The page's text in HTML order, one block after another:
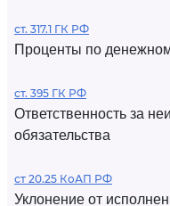
ст. 317.1 ГК РФ
Проценты по
ст. 395 ГК РФ
Ответственность за
обязательства
ст 20.25 КоАП РФ
Уклонение от